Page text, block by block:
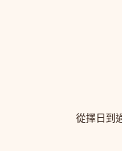
從擇日到